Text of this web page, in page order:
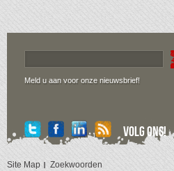
Meld u aan voor onze nieuwsbrief!
Volg ons!
Site Map Zoekwoorden